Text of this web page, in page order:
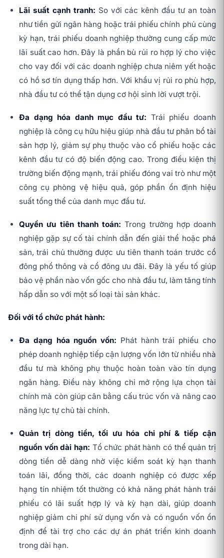
Lãi suất cạnh tranh: So với các kênh đầu tư an toàn
như tiền gửi ngân hàng hoặc trái phiếu chính phủ cùng
kỳ hạn, trái phiếu doanh nghiệp thường cung cấp mức
lãi suất cao hơn. Đây là phần bù rủi ro hợp lý cho việc
cho vay đối với các doanh nghiệp chưa niêm yết hoặc
có hồ sơ tín dụng thấp hơn. Với khẩu vị rủi ro phù hợp,
nhà đầu tư có thể tận dụng cơ hội sinh lời vượt trội.
Đa dạng hóa danh mục đầu tư: Trái phiếu doanh
nghiệp là công cụ hữu hiệu giúp nhà đầu tư phân bổ tài
sản hợp lý, giảm sự phụ thuộc vào cổ phiếu hoặc các
kênh đầu tư có độ biến động cao. Trong điều kiện thị
trường biến động mạnh, trái phiếu đóng vai trò như một
công cụ phòng vệ hiệu quả, góp phần ổn định hiệu
suất tổng thể của danh mục đầu tư.
Quyền ưu tiên thanh toán: Trong trường hợp doanh
nghiệp gặp sự cố tài chính dẫn đến giải thể hoặc phá
sản, trái chủ thường được ưu tiên thanh toán trước cổ
đông phổ thông và cổ đông ưu đãi. Đây là yếu tố giúp
bảo vệ phần nào vốn gốc cho nhà đầu tư, làm tăng tính
hấp dẫn so với một số loại tài sản khác.
Đối với tổ chức phát hành:
Đa dạng hóa nguồn vốn: Phát hành trái phiếu cho
phép doanh nghiệp tiếp cận lượng vốn lớn từ nhiều nhà
đầu tư mà không phụ thuộc hoàn toàn vào tín dụng
ngân hàng. Điều này không chỉ mở rộng lựa chọn tài
chính mà còn giúp cân bằng cấu trúc vốn và nâng cao
năng lực tự chủ tài chính.
Quản trị dòng tiền, tối ưu hóa chi phí & tiếp cận
nguồn vốn dài hạn: Tổ chức phát hành có thể quản trị
dòng tiền dễ dàng nhờ việc kiểm soát kỳ hạn thanh
toán lãi, đồng thời, các doanh nghiệp có được xếp
hạng tín nhiệm tốt thường có khả năng phát hành trái
phiếu có lãi suất hợp lý và kỳ hạn dài, giúp doanh
nghiệp giảm chi phí sử dụng vốn và có nguồn vốn ổn
định để tài trợ cho các dự án phát triển kinh doanh
trong dài hạn.